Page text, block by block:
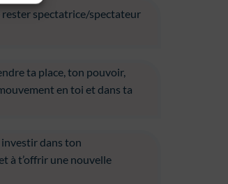
rester spectatrice/spectateur
ta place, ton pouvoir,
en toi et dans ta
investir dans ton
à t’offrir une nouvelle